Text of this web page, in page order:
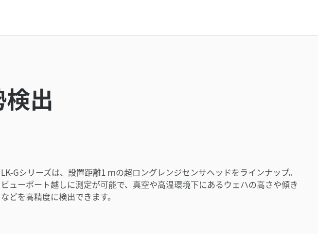
出
LK-Gシリーズは、設置距離1 ｍの超ロングレンジセンサヘッドをラインナップ。
ビューポート越しに測定が可能で、真空や高温環境下にあるウェハの高さや傾き
などを高精度に検出できます。